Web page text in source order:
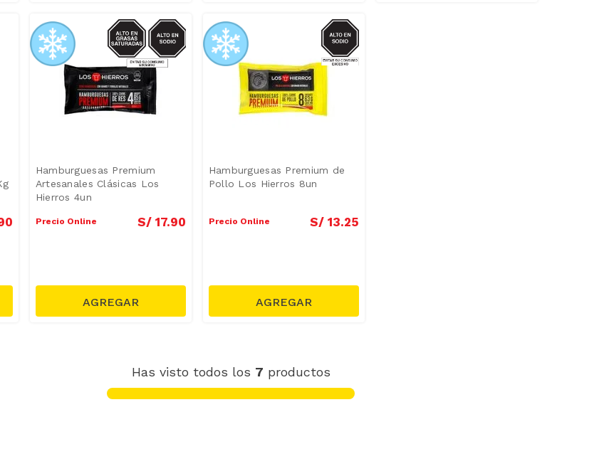
SODIO/GRASAS-
SAT
Hamburguesas Premium
Artesanales Clásicas Los
Hierros 4un
Precio Online S/ 17.90
SODIO
Hamburguesas Premium de
Pollo Los Hierros 8un
Precio Online S/ 13.25
Has visto todos los 7 productos